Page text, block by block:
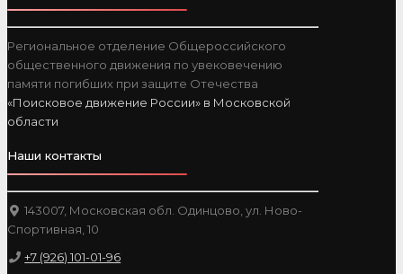
Региональное отделение Общероссийского
общественного движения по увековечению
памяти погибших при защите Отечества
«Поисковое движение России» в Московской
области
Наши контакты
143007, Московская обл. Одинцово, ул. Ново-
Спортивная, 10
+7 (926) 101-01-96